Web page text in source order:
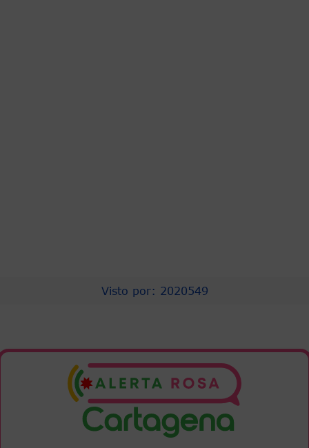
Visto por: 2020549